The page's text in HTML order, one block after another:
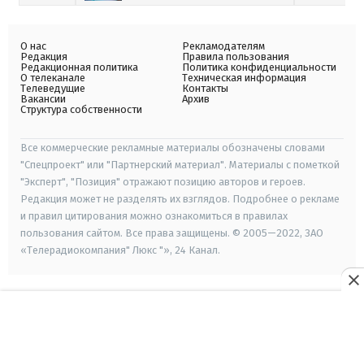
О нас
Редакция
Редакционная политика
О телеканале
Телеведущие
Вакансии
Структура собственности
Рекламодателям
Правила пользования
Политика конфиденциальности
Техническая информация
Контакты
Архив
Все коммерческие рекламные материалы обозначены словами
"Спецпроект" или "Партнерский материал". Материалы с пометкой
"Эксперт", "Позиция" отражают позицию авторов и героев.
Редакция может не разделять их взглядов. Подробнее о рекламе
и правил цитирования можно ознакомиться в правилах
пользования сайтом. Все права защищены. © 2005—2022, ЗАО
«Телерадиокомпания" Люкс "», 24 Канал.